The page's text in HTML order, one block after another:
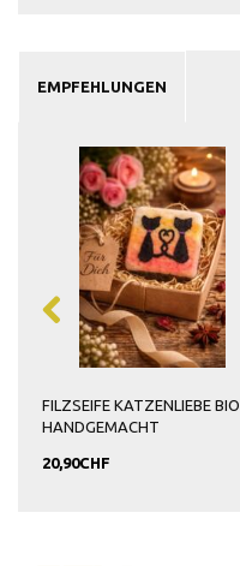
EMPFEHLUNGEN
FILZSEIFE KATZENLIEBE BIO
HANDGEMACHT
20,90CHF